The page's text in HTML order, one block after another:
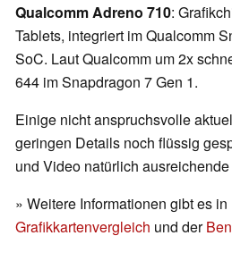
Qualcomm Adreno 710:
Tablets, integriert im Qualcomm
SoC. Laut Qualcomm um 2x
644 im Snapdragon 7 Gen 1.
Einige nicht anspruchsvolle
geringen Details noch flüssig
und Video natürlich
» Weitere Informationen gibt es
Grafikkartenvergleich und der